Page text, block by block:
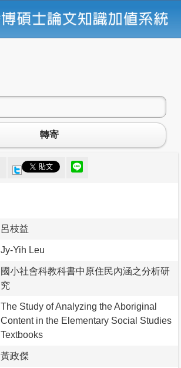
轉寄
呂枝益
Jy-Yih Leu
國小社會科教科書中原住民內涵之分析研
究
The Study of Analyzing the Aboriginal
Content in the Elementary Social Studies
Textbooks
黃政傑